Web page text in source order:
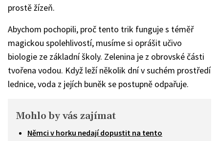
prostě žízeň.
Abychom pochopili, proč tento trik funguje s téměř
magickou spolehlivostí, musíme si oprášit učivo
biologie ze základní školy. Zelenina je z obrovské části
tvořena vodou. Když leží několik dní v suchém prostředí
lednice, voda z jejích buněk se postupně odpařuje.
Mohlo by vás zajímat
Němci v horku nedají dopustit na tento